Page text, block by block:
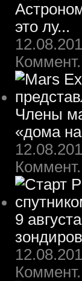
это лу...
Члены
«дома
9